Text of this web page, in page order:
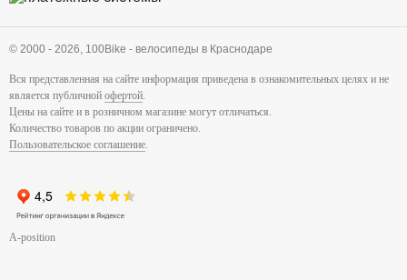
© 2000 - 2026, 100Bike - велосипеды в Краснодаре
Вся представленная на сайте информация приведена в ознакомительных целях и не
является публичной офертой.
Цены на сайте и в розничном магазине могут отличаться.
Количество товаров по акции ограничено.
Пользовательское соглашение.
A-position